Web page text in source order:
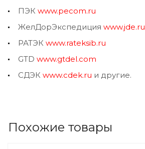
ПЭК www.pecom.ru
ЖелДорЭкспедиция www.jde.ru
РАТЭК www.rateksib.ru
GTD www.gtdel.com
СДЭК www.cdek.ru и другие.
Похожие товары